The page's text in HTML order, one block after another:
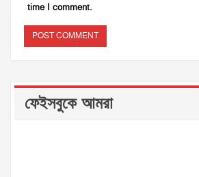
time I comment.
ফেইসবুকে আমরা